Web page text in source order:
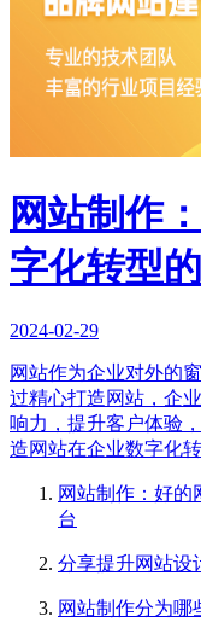
网站制作
字化转型
2024-02-29
网站作为企业对外的
过精心打造网站，企
响力，提升客户体验
造网站在企业数字化
网站制作：好的
台
分享提升网站设
网站制作分为哪